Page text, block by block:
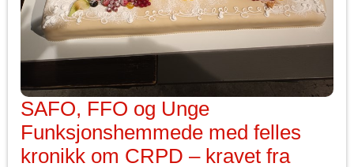
SAFO, FFO og Unge
Funksjonshemmede med felles
kronikk om CRPD – kravet fra